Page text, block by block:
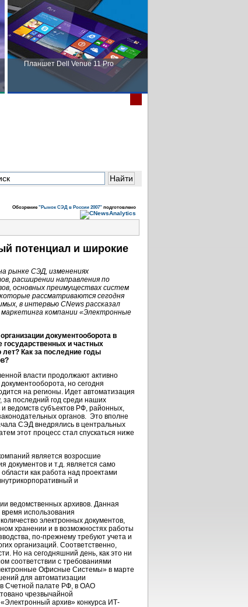
Планшет Dell Venue 11 Pro
Обозрение"Рынок СЭД в России 2007" подготовлено
потенциал и широкие
рынке СЭД, изменениях
расширении направления по
основных преимуществах систем
рассматриваются сегодня
в интервью CNews рассказал
компании «Электронные
документооборота в
государственных и частных
Как за последние годы
власти продолжают активно
но сегодня
на регионы. Идет автоматизация
за последний год среди наших
ведомств субъектов РФ, районных,
органов. Это вполне
СЭД внедрялись в центральных
этот процесс стал спускаться ниже
является возросшие
документов и т.д. является само
как работа над проектами
и
ведомственных архивов. Данная
использования
электронных документов,
хранении и в возможностях работы
по-прежнему требуют учета и
организаций. Соответственно,
Но на сегодняшний день, как это ни
соответствии с требованиями
Офисные Системы» в марте
для автоматизации
Счетной палате РФ, в ОАО
чрезвычайной
архив» конкурса ИТ-